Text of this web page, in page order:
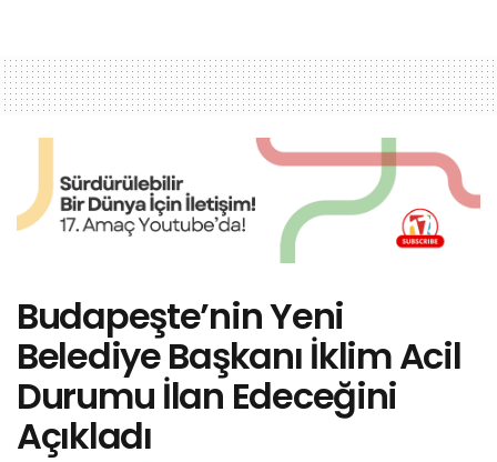
Budapeşte’nin Yeni
Belediye Başkanı İklim Acil
Durumu İlan Edeceğini
Açıkladı